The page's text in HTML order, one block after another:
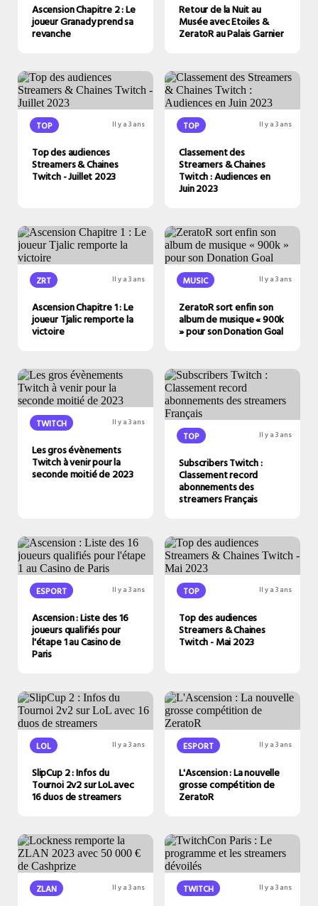
Ascension Chapitre 2 : Le
joueur Granady prend sa
revanche
Retour de la Nuit au
Musée avec Etoiles &
ZeratoR au Palais Garnier
TOP Il y a 3 ans
Top des audiences
Streamers & Chaines
Twitch - Juillet 2023
TOP Il y a 3 ans
Classement des
Streamers & Chaines
Twitch : Audiences en
Juin 2023
ZRT Il y a 3 ans
Ascension Chapitre 1 : Le
joueur Tjalic remporte la
victoire
MUSIC Il y a 3 ans
ZeratoR sort enfin son
album de musique « 900k
» pour son Donation Goal
TWITCH Il y a 3 ans
Les gros évènements
Twitch à venir pour la
seconde moitié de 2023
TOP Il y a 3 ans
Subscribers Twitch :
Classement record
abonnements des
streamers Français
ESPORT Il y a 3 ans
Ascension : Liste des 16
joueurs qualifiés pour
l'étape 1 au Casino de
Paris
TOP Il y a 3 ans
Top des audiences
Streamers & Chaines
Twitch - Mai 2023
LOL Il y a 3 ans
SlipCup 2 : Infos du
Tournoi 2v2 sur LoL avec
16 duos de streamers
ESPORT Il y a 3 ans
L'Ascension : La nouvelle
grosse compétition de
ZeratoR
ZLAN Il y a 3 ans TWITCH Il y a 3 ans